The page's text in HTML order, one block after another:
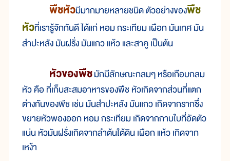
พืชหัวมีมากมายหลายชนิด ตัวอย่างของพืช
หัวที่เรารู้จักกันดี ได้แก่ หอม กระเทียม เผือก มันเทศ มัน
สำปะหลัง มันฝรั่ง มันแกว แห้ว และสาคู เป็นต้น
หัวของพืชมักมีลักษณะกลมๆ หรือเกือบกลม
หัว คือ ที่เก็บสะสมอาหารของพืช หัวเกิดจากส่วนที่แตก
ต่างกันของพืช เช่น มันสำปะหลัง มันแกว เกิดจากรากซึ่ง
ขยายหัวพองออก หอม กระเทียม เกิดจากกาบใบที่อัดตัว
แน่น หัวมันฝรั่งเกิดจากลำต้นใต้ดิน เผือก แห้ว เกิดจาก
เหง้า